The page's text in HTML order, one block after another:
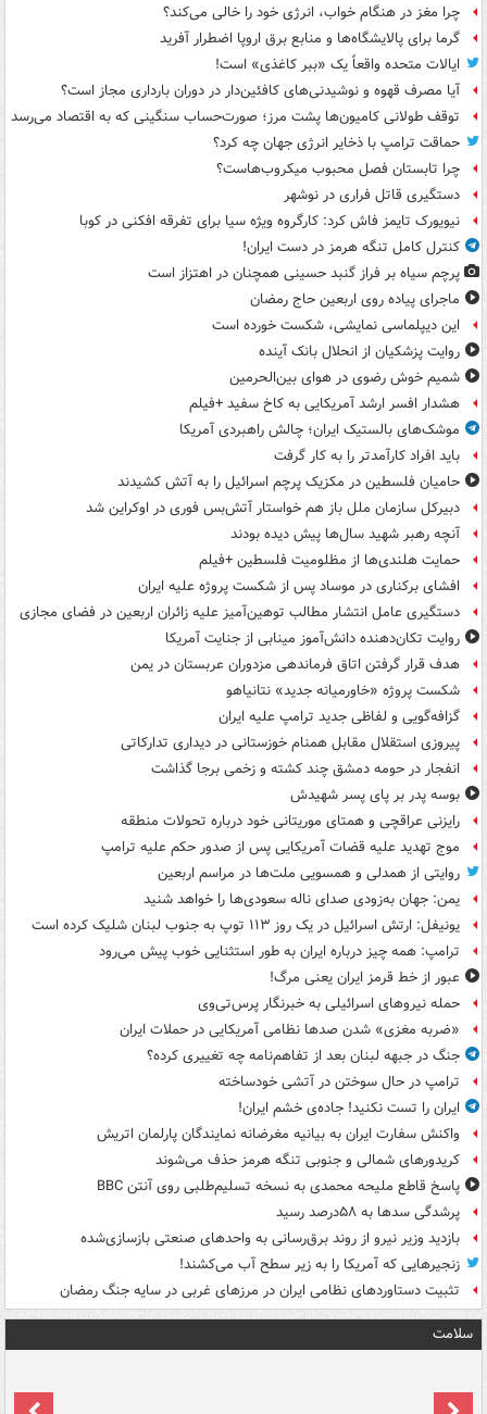
چرا مغز در هنگام خواب، انرژی خود را خالی می‌کند؟
گرما برای پالایشگاه‌ها و منابع برق اروپا اضطرار آفرید
ایالات متحده واقعاً یک «ببر کاغذی» است!
آیا مصرف قهوه و نوشیدنی‌های کافئین‌دار در دوران بارداری مجاز است؟
توقف طولانی کامیون‌ها پشت مرز؛ صورت‌حساب سنگینی که به اقتصاد می‌رسد
حماقت ترامپ با ذخایر انرژی جهان چه کرد؟
چرا تابستان فصل محبوب میکروب‌هاست؟
دستگیری قاتل فراری در نوشهر
نیویورک تایمز فاش کرد: کارگروه ویژه سیا برای تفرقه افکنی در کوبا
کنترل کامل تنگه هرمز در دست ایران!
پرچم سیاه بر فراز گنبد حسینی همچنان در اهتزاز است
ماجرای پیاده روی اربعین حاج رمضان
این دیپلماسی نمایشی، شکست خورده است
روایت پزشکیان از انحلال بانک آینده
شمیم خوش رضوی در هوای بین‌الحرمین
هشدار افسر ارشد آمریکایی به کاخ سفید +فیلم
موشک‌های بالستیک ایران؛ چالش راهبردی آمریکا
باید افراد کارآمدتر را به کار گرفت
حامیان فلسطین در مکزیک پرچم اسرائیل را به آتش کشیدند
دبیرکل سازمان ملل باز هم خواستار آتش‌بس فوری در اوکراین شد
آنچه رهبر شهید سال‌ها پیش دیده بودند
حمایت هلندی‌ها از مظلومیت فلسطین +فیلم
افشای برکناری در موساد پس از شکست پروژه علیه ایران
دستگیری عامل انتشار مطالب توهین‌آمیز علیه زائران اربعین در فضای مجازی
روایت تکان‌دهنده دانش‌آموز مینابی از جنایت آمریکا
هدف قرار گرفتن اتاق‌ فرماندهی مزدوران عربستان در یمن
شکست پروژه «خاورمیانه جدید» نتانیاهو
گزافه‌گویی و لفاظی جدید ترامپ علیه ایران
پیروزی استقلال مقابل همنام خوزستانی در دیداری تدارکاتی
انفجار در حومه دمشق چند کشته و زخمی برجا گذاشت
بوسه‌ پدر بر پای پسر شهیدش
رایزنی عراقچی و همتای موریتانی خود درباره تحولات منطقه
موج تهدید علیه قضات آمریکایی پس از صدور حکم علیه ترامپ
روایتی از همدلی و همسویی ملت‌ها در مراسم اربعین
یمن: جهان به‌زودی صدای ناله سعودی‌ها را خواهد شنید
یونیفل: ارتش اسرائیل در یک روز ۱۱۳ توپ به جنوب لبنان شلیک کرده است
ترامپ: همه چیز درباره ایران به طور استثنایی خوب پیش می‌رود
عبور از خط قرمز ایران یعنی مرگ!
حمله نیروهای اسرائیلی به خبرنگار پرس‌تی‌وی
«ضربه مغزی» شدن صدها نظامی آمریکایی در حملات ایران
جنگ در جبهه لبنان بعد از تفاهم‌نامه چه تغییری کرده؟
ترامپ در حال سوختن در آتشی خودساخته
ایران را تست نکنید! جاده‌ی خشم ایران!
واکنش سفارت ایران به بیانیه مغرضانه نمایندگان پارلمان اتریش
کریدورهای شمالی و جنوبی تنگه هرمز حذف می‌شوند
پاسخ قاطع ملیحه محمدی به نسخه تسلیم‌طلبی روی آنتن BBC
پرشدگی سدها به ۵۸درصد رسید
بازدید وزیر نیرو از روند برق‌رسانی به واحدهای صنعتی بازسازی‌شده
زنجیرهایی که آمریکا را به زیر سطح آب می‌کشند!
تثبیت دستاوردهای نظامی ایران در مرزهای غربی در سایه جنگ رمضان
سلامت